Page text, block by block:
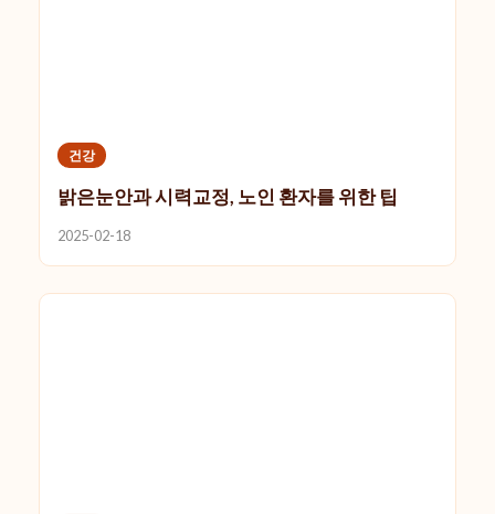
건강
밝은눈안과 시력교정, 노인 환자를 위한 팁
2025-02-18